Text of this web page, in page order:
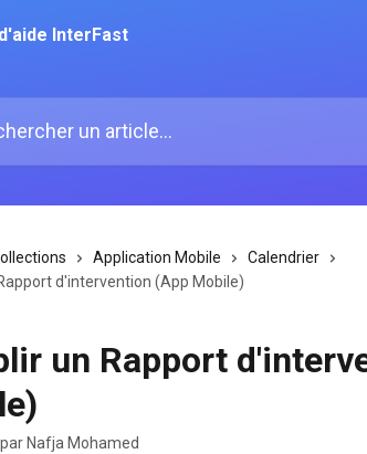
article...
Application Mobile
Calendrier
d'intervention (App Mobile)
un Rapport
Nafja Mohamed